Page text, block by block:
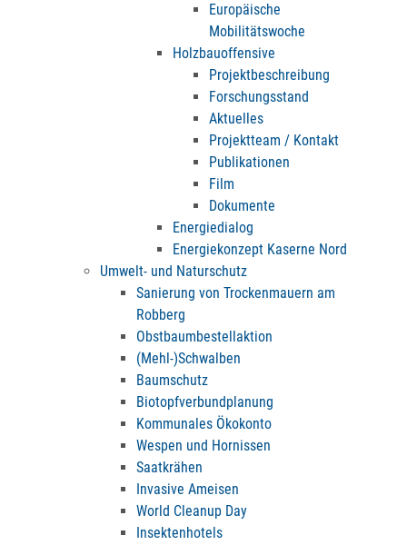
Europäische
Mobilitätswoche
Holzbauoffensive
Projektbeschreibung
Forschungsstand
Aktuelles
Projektteam / Kontakt
Publikationen
Film
Dokumente
Energiedialog
Energiekonzept Kaserne Nord
Umwelt- und Naturschutz
Sanierung von Trockenmauern am
Robberg
Obstbaumbestellaktion
(Mehl-)Schwalben
Baumschutz
Biotopfverbundplanung
Kommunales Ökokonto
Wespen und Hornissen
Saatkrähen
Invasive Ameisen
World Cleanup Day
Insektenhotels